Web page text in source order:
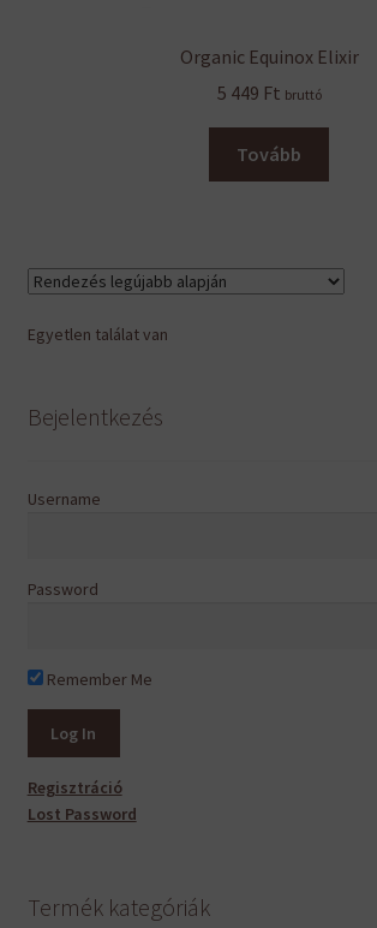
Organic Equinox Elixir
5 449 Ft bruttó
Tovább
Egyetlen találat van
Bejelentkezés
Username
Password
Remember Me
Regisztráció
Lost Password
Termék kategóriák